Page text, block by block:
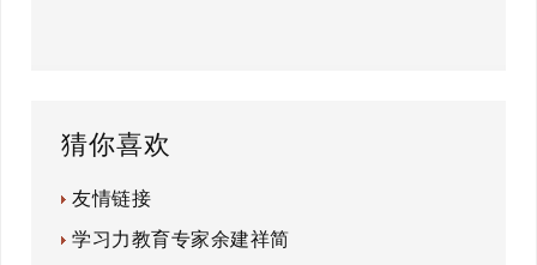
猜你喜欢
友情链接
学习力教育专家余建祥简